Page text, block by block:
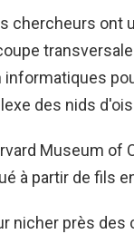
chercheurs ont
des nids
Museum of
à partir de fils
nicher près